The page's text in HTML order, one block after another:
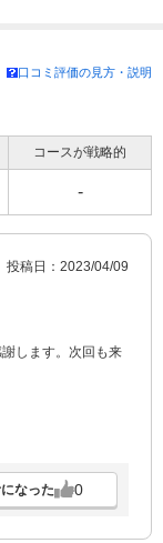
口コミ評価の見方・説明
コースが戦略的
-
投稿日：2023/04/09
します。次回も来
なった 0